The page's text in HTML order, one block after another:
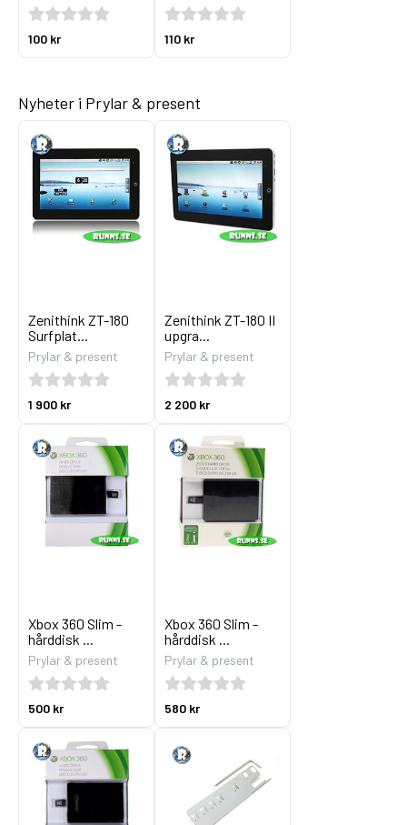
100 kr 110 kr
Nyheter i Prylar & present
Zenithink ZT-180
Surfplat...
Prylar & present
1 900 kr
Zenithink ZT-180 II
upgra...
Prylar & present
2 200 kr
Xbox 360 Slim -
hårddisk ...
Prylar & present
500 kr
Xbox 360 Slim -
hårddisk ...
Prylar & present
580 kr